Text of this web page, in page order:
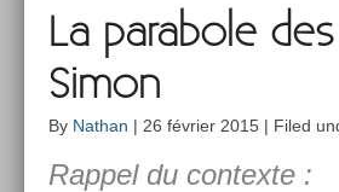
La parabole
Simon
By Nathan | 26 février 2015 | Filed
Rap­pel du con­tex­te :